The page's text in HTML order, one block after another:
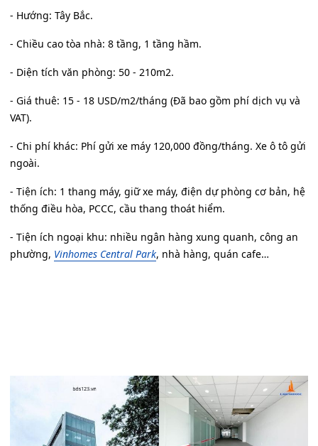
- Hướng: Tây Bắc.
- Chiều cao tòa nhà: 8 tầng, 1 tầng hầm.
- Diện tích văn phòng: 50 - 210m2.
- Giá thuê: 15 - 18 USD/m2/tháng (Đã bao gồm phí dịch vụ và
VAT).
- Chi phí khác: Phí gửi xe máy 120,000 đồng/tháng. Xe ô tô gửi
ngoài.
- Tiện ích: 1 thang máy, giữ xe máy, điện dự phòng cơ bản, hệ
thống điều hòa, PCCC, cầu thang thoát hiểm.
- Tiện ích ngoại khu: nhiều ngân hàng xung quanh, công an
phường, Vinhomes Central Park, nhà hàng, quán cafe…